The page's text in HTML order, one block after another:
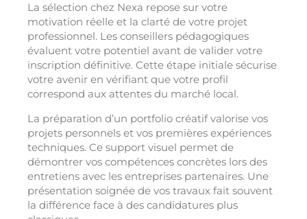
La sélection chez Nexa repose sur votre
motivation réelle et la clarté de votre projet
professionnel. Les conseillers pédagogiques
évaluent votre potentiel avant de valider votre
inscription définitive. Cette étape initiale sécurise
votre avenir en vérifiant que votre profil
correspond aux attentes du marché local.
La préparation d’un portfolio créatif valorise vos
projets personnels et vos premières expériences
techniques. Ce support visuel permet de
démontrer vos compétences concrètes lors des
entretiens avec les entreprises partenaires. Une
présentation soignée de vos travaux fait souvent
la différence face à des candidatures plus